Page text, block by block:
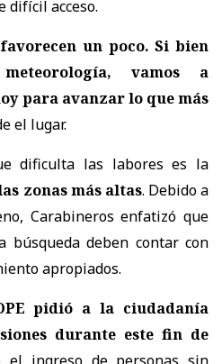
difícil acceso.
un poco. Si bien
vamos a
para avanzar lo que más
el lugar.
dificulta las labores es la
zonas más altas. Debido a
Carabineros enfatizó que
búsqueda deben contar con
apropiados.
pidió a la ciudadanía
durante este fin de